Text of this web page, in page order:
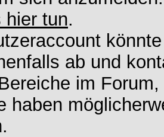
hier tun.
ab und
im
haben